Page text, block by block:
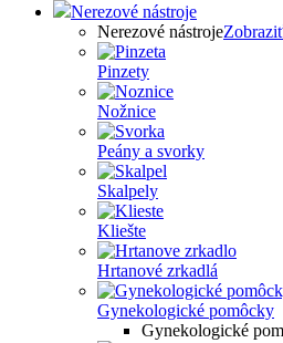
Nerezové nástroje
Nerezové nástroje
Pinzety
Nožnice
Peány a svorky
Skalpely
Kliešte
Hrtanové zrkadlá
Gynekologické pomôcky
Gynekologické